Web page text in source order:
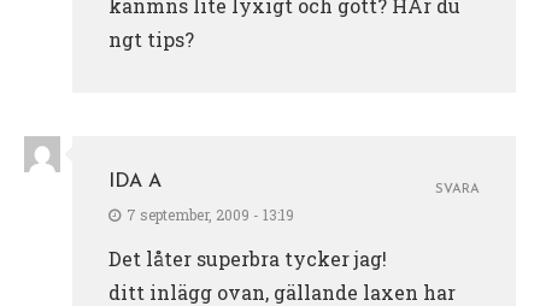
ngt tips?
IDA A
7 september, 2009 - 13:19
Det låter superbra tycker jag!
ditt inlägg ovan, gällande laxen har
SVARA